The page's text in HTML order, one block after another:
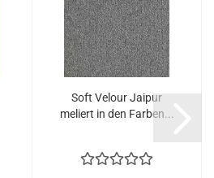
Soft Velour Jaipur
meliert in den Farben...